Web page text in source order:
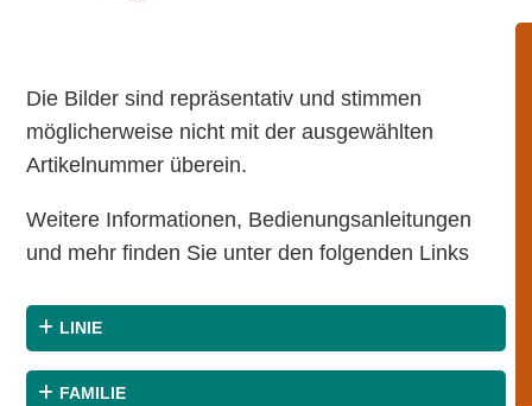
Die Bilder sind repräsentativ und stimmen
möglicherweise nicht mit der ausgewählten
Artikelnummer überein.
Weitere Informationen, Bedienungsanleitungen
und mehr finden Sie unter den folgenden Links
LINIE
FAMILIE